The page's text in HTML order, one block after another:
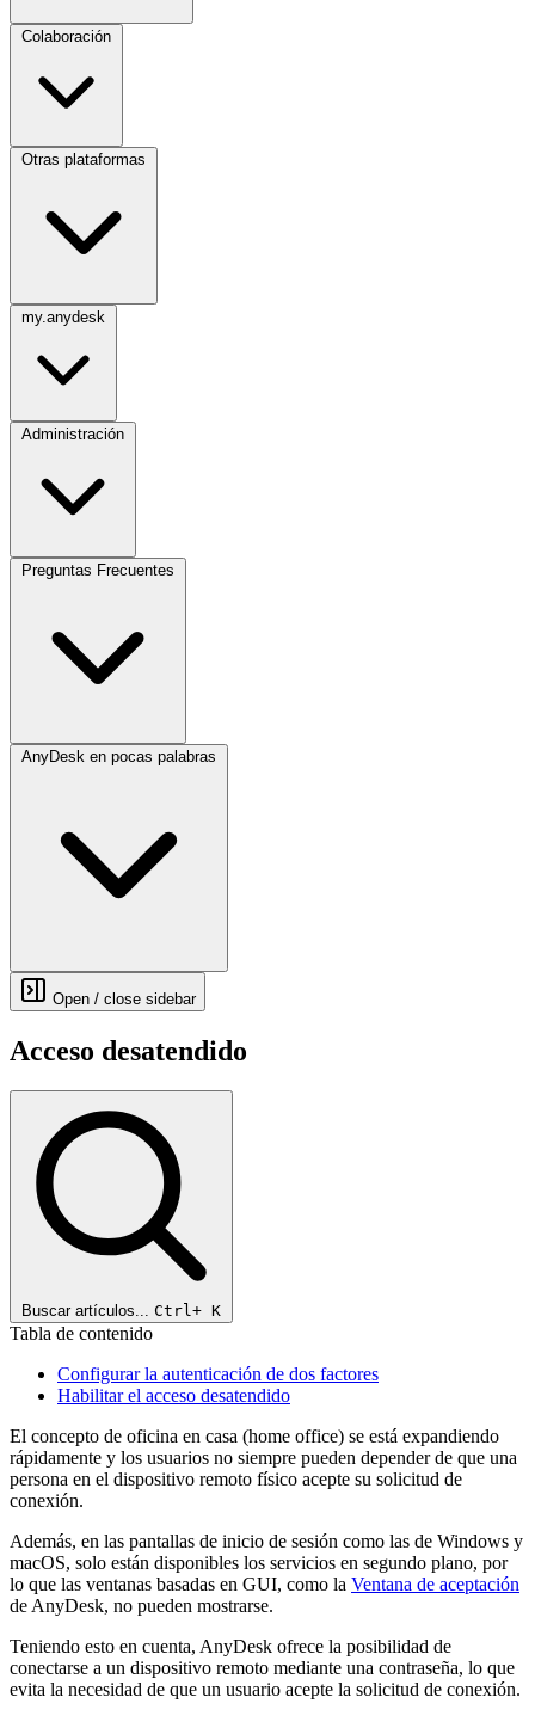
Colaboración
Otras plataformas
my.anydesk
Administración
Preguntas Frecuentes
AnyDesk en pocas palabras
Open / close sidebar
Acceso desatendido
Buscar artículos... Ctrl+ K
Tabla de contenido
Configurar la autenticación de dos factores
Habilitar el acceso desatendido
El concepto de oficina en casa (home office) se está expandiendo
rápidamente y los usuarios no siempre pueden depender de que una
persona en el dispositivo remoto físico acepte su solicitud de
conexión.
Además, en las pantallas de inicio de sesión como las de Windows y
macOS, solo están disponibles los servicios en segundo plano, por
lo que las ventanas basadas en GUI, como la Ventana de aceptación
de AnyDesk, no pueden mostrarse.
Teniendo esto en cuenta, AnyDesk ofrece la posibilidad de
conectarse a un dispositivo remoto mediante una contraseña, lo que
evita la necesidad de que un usuario acepte la solicitud de conexión.